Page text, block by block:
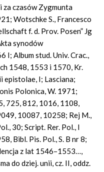
za czasów Zygmunta
Wotschke S., Francesco
f. d. Prov. Posen” Jg
synodów
I; Album stud. Univ. Crac.,
1548, 1553 i 1570, Kr.
epistolae, I; Lasciana;
Polonica, W. 1971;
725, 812, 1016, 1108,
10087, 10258; Rej M.,
30; Script. Rer. Pol., I
Bibl. Pis. Pol., S. B nr 8;
z lat 1546–1553…,
do dziej. unii, cz. II, oddz.